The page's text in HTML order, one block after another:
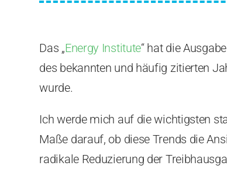
Das „Energy Institute“ hat die
des bekannten und häufig zitierten
wurde.
Ich werde mich auf die wichtigsten
Maße darauf, ob diese Trends die
radikale Reduzierung der